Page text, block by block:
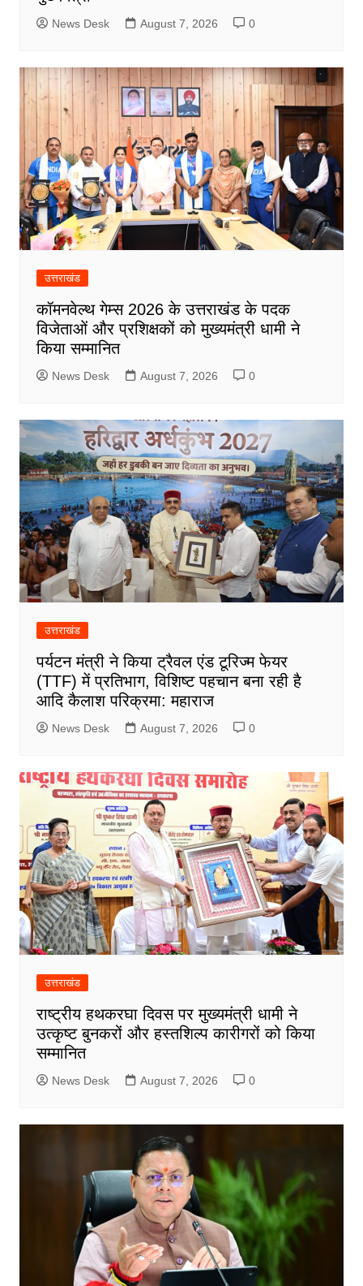
News Desk August 7, 2026 0
उत्तराखंड
कॉमनवेल्थ गेम्स 2026 के उत्तराखंड के पदक
विजेताओं और प्रशिक्षकों को मुख्यमंत्री धामी ने
किया सम्मानित
News Desk August 7, 2026 0
उत्तराखंड
पर्यटन मंत्री ने किया ट्रैवल एंड टूरिज्म फेयर
(TTF) में प्रतिभाग, विशिष्ट पहचान बना रही है
आदि कैलाश परिक्रमा: महाराज
News Desk August 7, 2026 0
उत्तराखंड
राष्ट्रीय हथकरघा दिवस पर मुख्यमंत्री धामी ने
उत्कृष्ट बुनकरों और हस्तशिल्प कारीगरों को किया
सम्मानित
News Desk August 7, 2026 0